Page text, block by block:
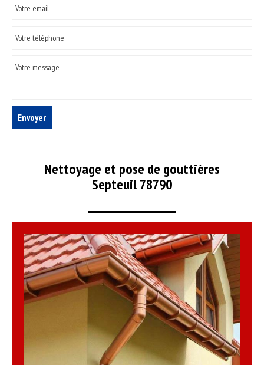
Nettoyage et pose de gouttières
Septeuil 78790